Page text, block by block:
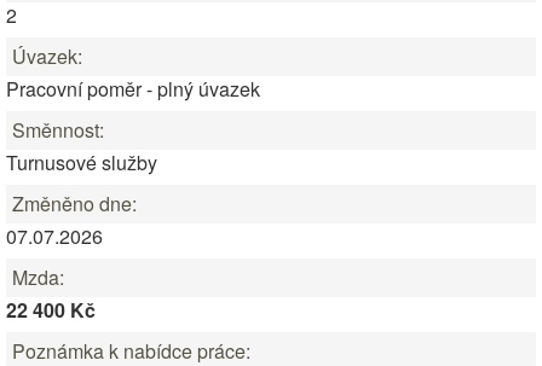
2
Úvazek:
Pracovní poměr - plný úvazek
Směnnost:
Turnusové služby
Změněno dne:
07.07.2026
Mzda:
22 400 Kč
Poznámka k nabídce práce: